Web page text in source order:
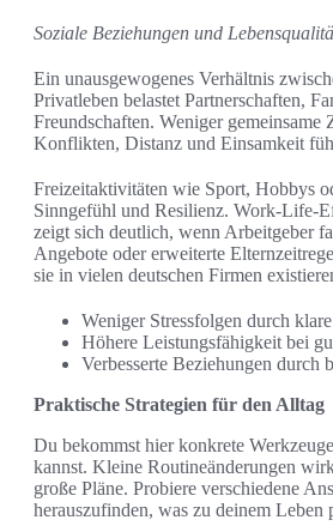
Soziale Beziehungen und
Ein unausgewogenes Verhältnis
Privatleben belastet Partnerschaften,
Freundschaften. Weniger gemeinsame
Konflikten, Distanz und Einsamkeit
Freizeitaktivitäten wie Sport, Hobbys
Sinngefühl und Resilienz. Work-Life-
zeigt sich deutlich, wenn Arbeitgeber
Angebote oder erweiterte
sie in vielen deutschen Firmen
Weniger Stressfolgen durch
Höhere Leistungsfähigkeit bei
Verbesserte Beziehungen durch
Praktische Strategien für den Alltag
Du bekommst hier konkrete
kannst. Kleine Routineänderungen
große Pläne. Probiere verschiedene
herauszufinden, was zu deinem Leben